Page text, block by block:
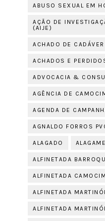
ABUSO SEXUAL EM
AÇÃO DE
(AIJE)
ACHADO DE CADÁVER
ACHADOS E
ADVOCACIA &
AGÊNCIA DE
AGENDA DE
AGNALDO FORROS
ALAGADO
ALFINETADA
ALFINETADA CAMOCIM
ALFINETADA
ALFINETADA